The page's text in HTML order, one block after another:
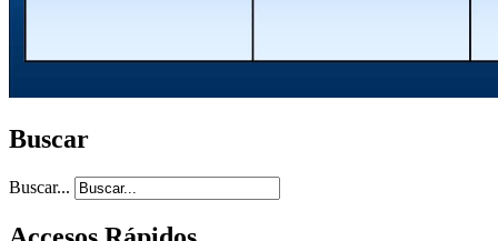
Buscar
Buscar...